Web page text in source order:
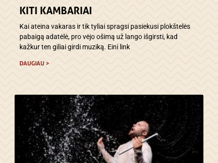
KITI KAMBARIAI
Kai ateina vakaras ir tik tyliai spragsi pasiekusi plokštelės
pabaigą adatėlė, pro vėjo ošimą už lango išgirsti, kad
kažkur ten giliai girdi muziką. Eini link
DAUGIAU >